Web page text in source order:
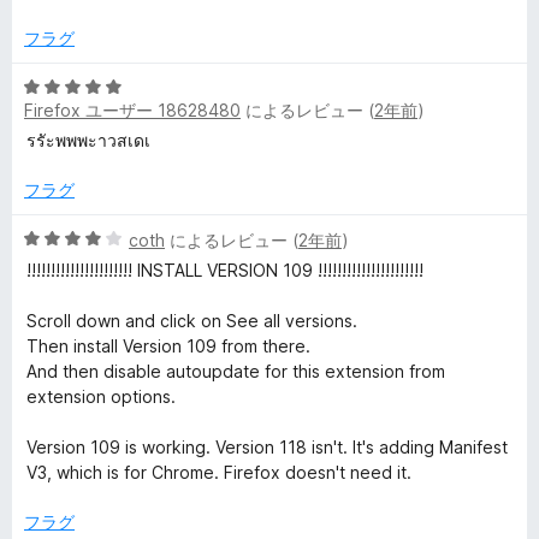
中
の
評
価
フラグ
5
段
階
5
評
価
Firefox ユーザー 18628480 によるレビュー (2年前)
รรัะพพพะาวสเดเ
フラグ
5
段
中
4
の
評
coth によるレビュー (2年前)
!!!!!!!!!!!!!!!!!!!!!! INSTALL VERSION 109 !!!!!!!!!!!!!!!!!!!!!!
Scroll down and click on See all versions.
Then install Version 109 from there.
And then disable autoupdate for this extension from
extension options.
Version 109 is working. Version 118 isn't. It's adding Manifest
V3, which is for Chrome. Firefox doesn't need it.
フラグ